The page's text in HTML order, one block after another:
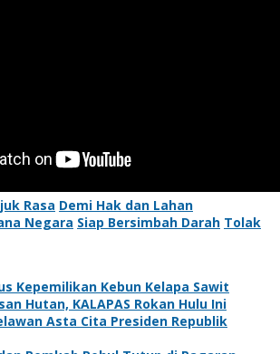
Rasa Demi Hak dan Lahan
Negara Siap Bersimbah Darah Tolak
Kepemilikan Kebun Kelapa Sawit
Hutan, KALAPAS Rokan Hulu Ini
Asta Cita Presiden Republik